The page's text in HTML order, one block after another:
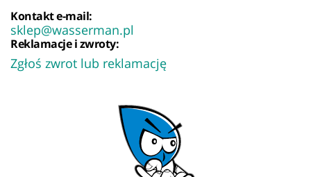
Kontakt e-mail:
sklep@wasserman.pl
Reklamacje i zwroty:
Zgłoś zwrot lub reklamację